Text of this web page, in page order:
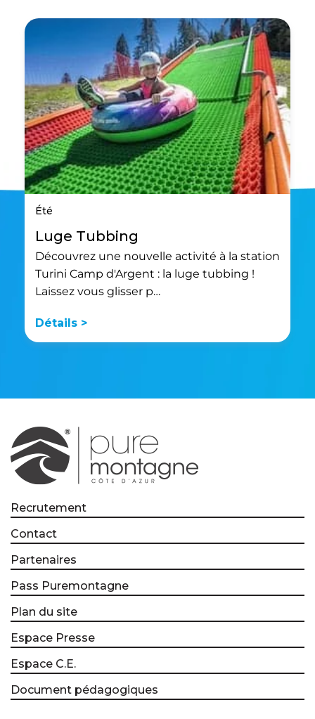
Été
Luge Tubbing
Découvrez une nouvelle activité à la station
Turini Camp d'Argent : la luge tubbing !
Laissez vous glisser p…
Détails >
Recrutement
Contact
Partenaires
Pass Puremontagne
Plan du site
Espace Presse
Espace C.E.
Document pédagogiques